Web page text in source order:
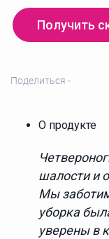
Получить
Поделиться -
О продукте
шалости и
Мы
уборка
уверены в